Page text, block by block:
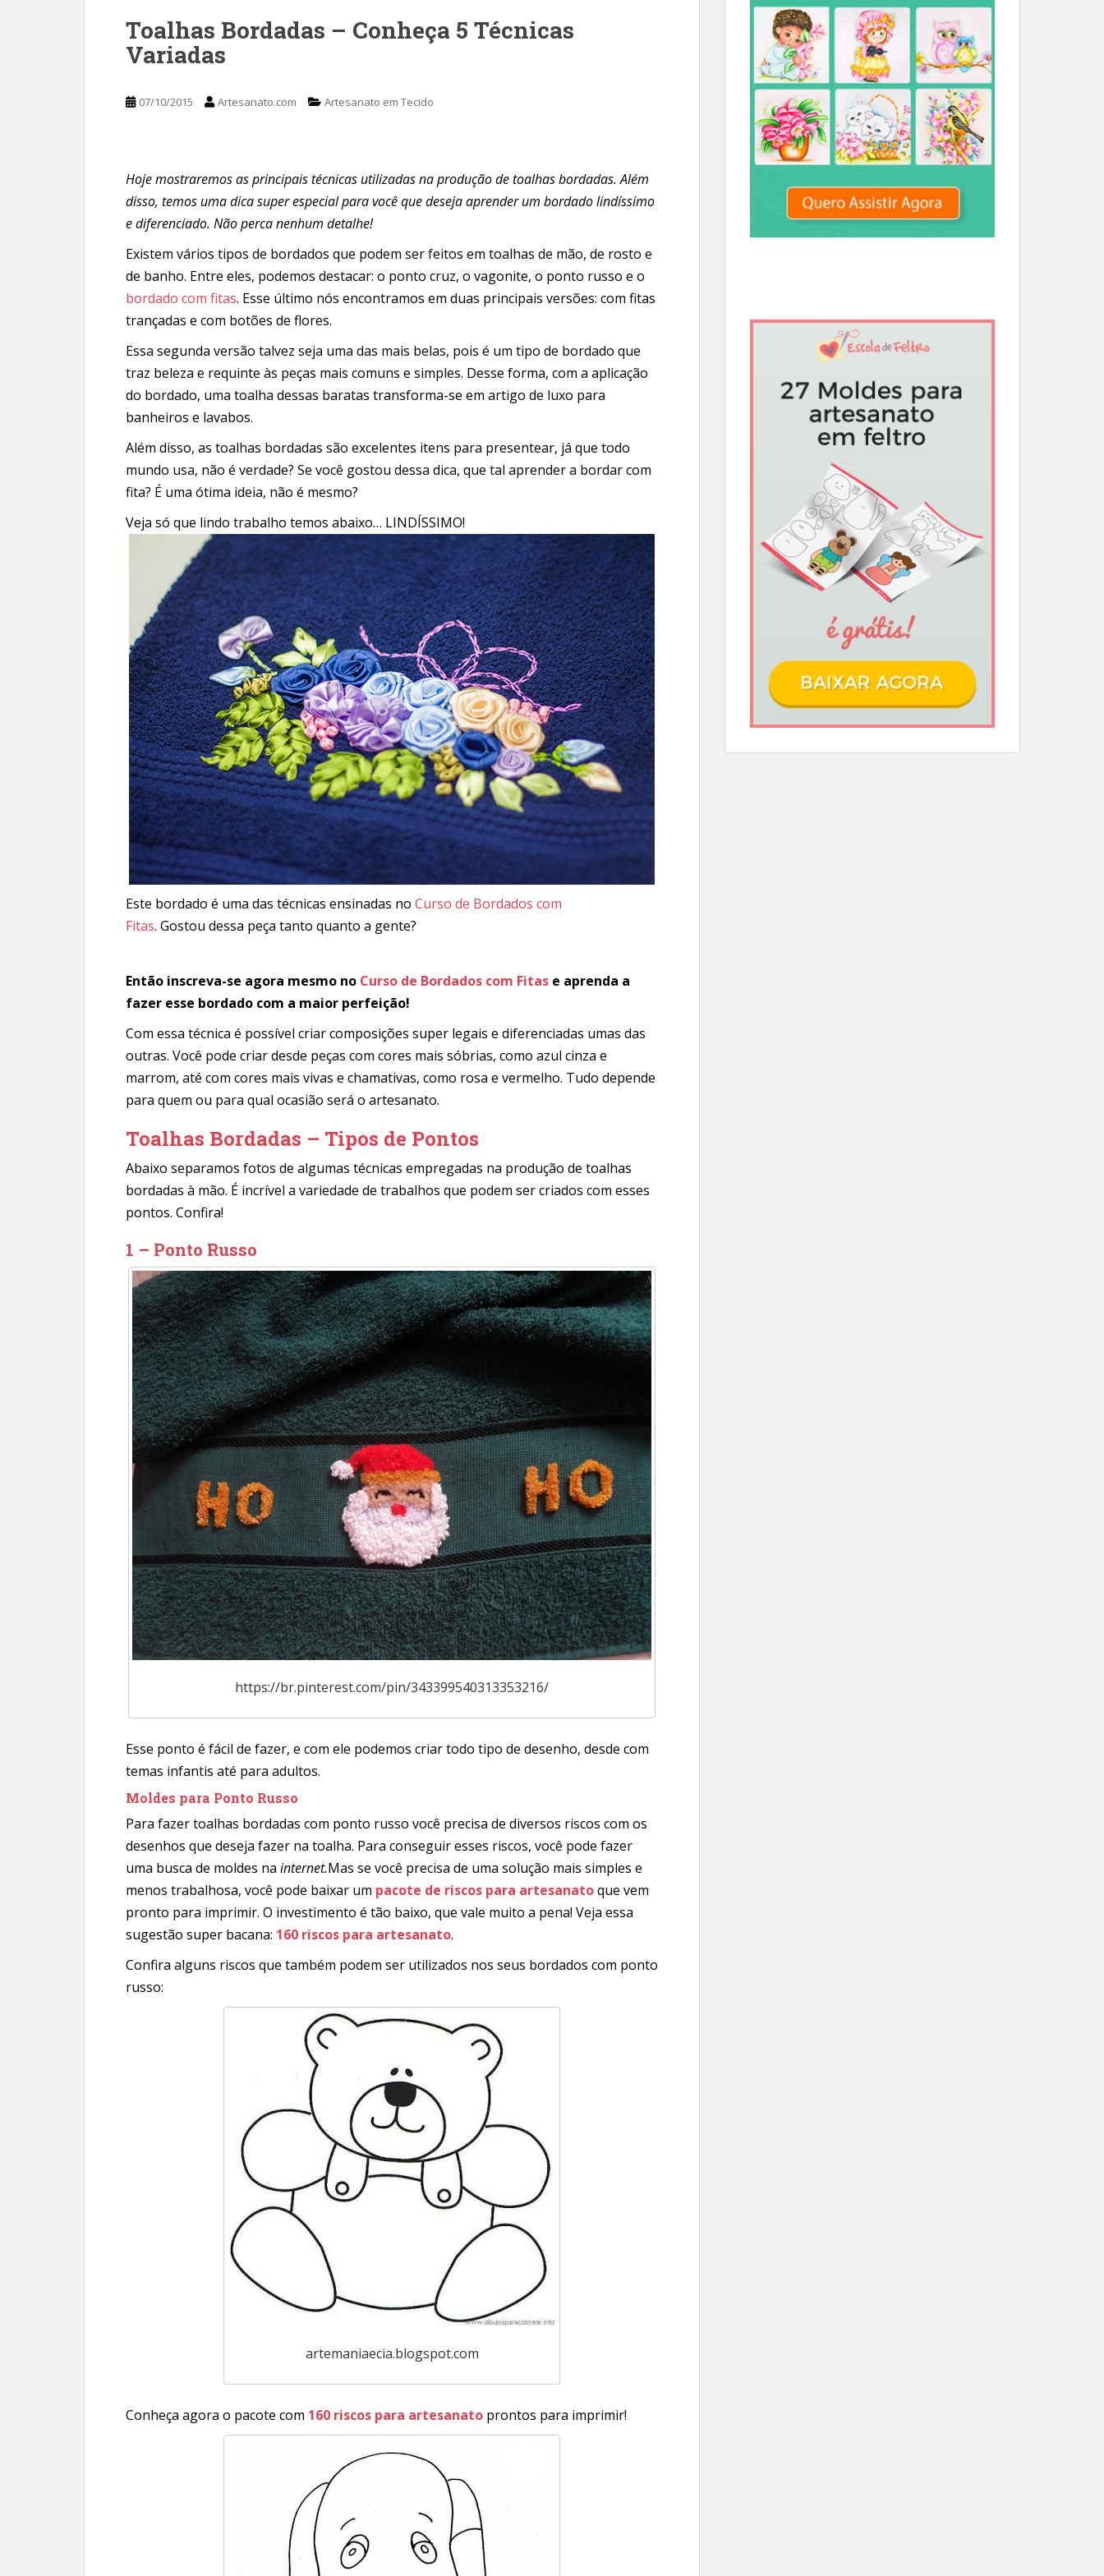
Toalhas Bordadas – Conheça 5 Técnicas
Variadas
07/10/2015 Artesanato.com Artesanato em Tecido
Hoje mostraremos as principais técnicas utilizadas na produção de toalhas bordadas. Além
disso, temos uma dica super especial para você que deseja aprender um bordado lindíssimo
e diferenciado. Não perca nenhum detalhe!
Existem vários tipos de bordados que podem ser feitos em toalhas de mão, de rosto e
de banho. Entre eles, podemos destacar: o ponto cruz, o vagonite, o ponto russo e o
bordado com fitas. Esse último nós encontramos em duas principais versões: com fitas
trançadas e com botões de flores.
Essa segunda versão talvez seja uma das mais belas, pois é um tipo de bordado que
traz beleza e requinte às peças mais comuns e simples. Desse forma, com a aplicação
do bordado, uma toalha dessas baratas transforma-se em artigo de luxo para
banheiros e lavabos.
Além disso, as toalhas bordadas são excelentes itens para presentear, já que todo
mundo usa, não é verdade? Se você gostou dessa dica, que tal aprender a bordar com
fita? É uma ótima ideia, não é mesmo?
Veja só que lindo trabalho temos abaixo… LINDÍSSIMO!
Este bordado é uma das técnicas ensinadas no Curso de Bordados com
Fitas. Gostou dessa peça tanto quanto a gente?
Então inscreva-se agora mesmo no Curso de Bordados com Fitas e aprenda a
fazer esse bordado com a maior perfeição!
Com essa técnica é possível criar composições super legais e diferenciadas umas das
outras. Você pode criar desde peças com cores mais sóbrias, como azul cinza e
marrom, até com cores mais vivas e chamativas, como rosa e vermelho. Tudo depende
para quem ou para qual ocasião será o artesanato.
Toalhas Bordadas – Tipos de Pontos
Abaixo separamos fotos de algumas técnicas empregadas na produção de toalhas
bordadas à mão. É incrível a variedade de trabalhos que podem ser criados com esses
pontos. Confira!
1 – Ponto Russo
https://br.pinterest.com/pin/343399540313353216/
Esse ponto é fácil de fazer, e com ele podemos criar todo tipo de desenho, desde com
temas infantis até para adultos.
Moldes para Ponto Russo
Para fazer toalhas bordadas com ponto russo você precisa de diversos riscos com os
desenhos que deseja fazer na toalha. Para conseguir esses riscos, você pode fazer
uma busca de moldes na internet.Mas se você precisa de uma solução mais simples e
menos trabalhosa, você pode baixar um pacote de riscos para artesanatoque vem
pronto para imprimir. O investimento é tão baixo, que vale muito a pena! Veja essa
sugestão super bacana: 160 riscos para artesanato.
Confira alguns riscos que também podem ser utilizados nos seus bordados com ponto
russo:
artemaniaecia.blogspot.com
Conheça agora o pacote com 160 riscos para artesanato prontos para imprimir!